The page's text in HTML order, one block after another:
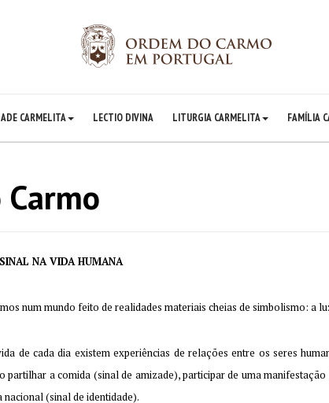
CARMELITA LECTIO DIVINA LITURGIA CARMELITA FAMÍLIA
NA VIDA HUMANA
num mundo feito de realidades materiais cheias de simbolismo: a
de cada dia existem experiências de relações entre os seres
partilhar a comida (sinal de amizade), participar de uma
nacional (sinal de identidade).